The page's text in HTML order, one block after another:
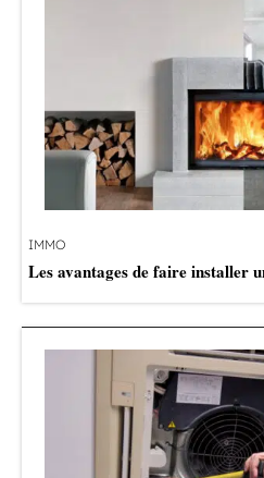
IMMO
Les avantages de faire installer